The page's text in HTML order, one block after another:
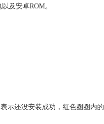
及安卓ROM。
示还没安装成功，红色圈圈内的